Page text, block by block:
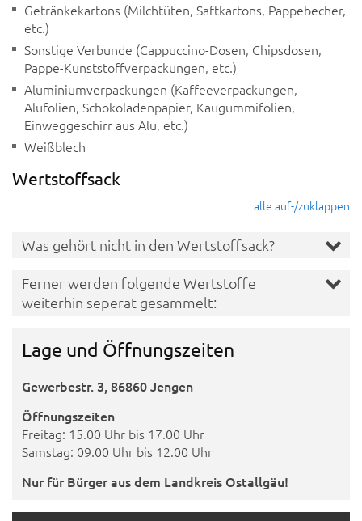
Getränkekartons (Milchtüten, Saftkartons, Pappebecher,
etc.)
Sonstige Verbunde (Cappuccino-Dosen, Chipsdosen,
Pappe-Kunststoffverpackungen, etc.)
Aluminiumverpackungen (Kaffeeverpackungen,
Alufolien, Schokoladenpapier, Kaugummifolien,
Einweggeschirr aus Alu, etc.)
Weißblech
Wertstoffsack
alle auf-/zuklappen
Was gehört nicht in den Wertstoffsack?
Ferner werden folgende Wertstoffe
weiterhin seperat gesammelt:
Lage und Öffnungszeiten
Gewerbestr. 3, 86860 Jengen
Öffnungszeiten
Freitag: 15.00 Uhr bis 17.00 Uhr
Samstag: 09.00 Uhr bis 12.00 Uhr
Nur für Bürger aus dem Landkreis Ostallgäu!